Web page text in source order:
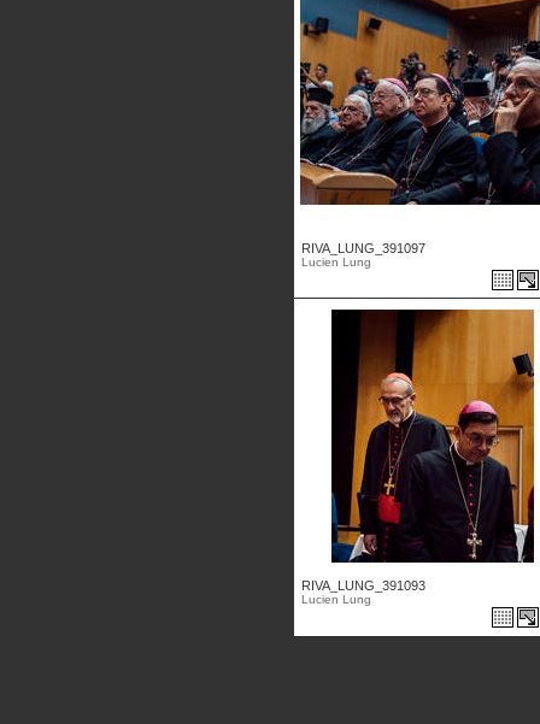
RIVA_LUNG_391097
Lucien Lung
RIVA_LUNG_391093
Lucien Lung